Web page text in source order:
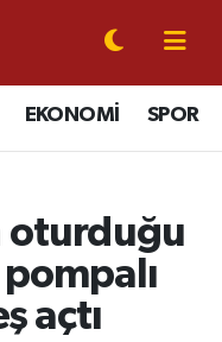
EKONOMİ SPOR
oturduğu
açtı
Haritası
Fikstür